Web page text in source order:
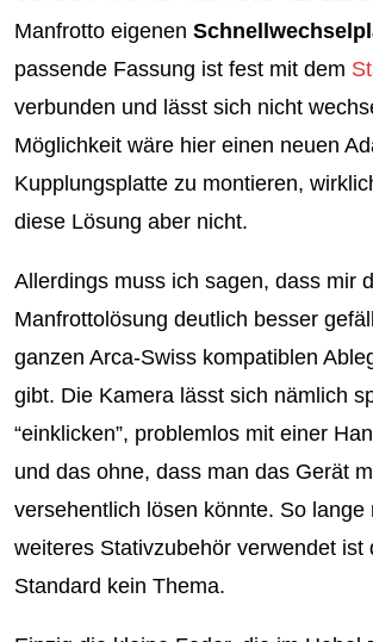
Manfrotto eigenen
passende Fassung ist fest mit dem
verbunden und lässt sich nicht
Möglichkeit wäre hier einen neuen
Kupplungsplatte zu montieren,
diese Lösung aber nicht.
Allerdings muss ich sagen, dass mir
Manfrottolösung deutlich besser
ganzen Arca-Swiss kompatiblen
gibt. Die Kamera lässt sich nämlich
“einklicken”, problemlos mit einer
und das ohne, dass man das Gerät
versehentlich lösen könnte. So lange
weiteres Stativzubehör verwendet ist
Standard kein Thema.